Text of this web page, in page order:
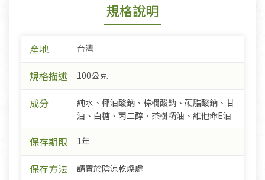
規格說明
產地 台灣
規格描述 100公克
成分
純水、椰油酸鈉、棕櫚酸鈉、硬脂酸鈉、甘
油、白糖、丙二醇、茶樹精油、維他命E油
保存期限 1年
保存方法 請置於陰涼乾燥處